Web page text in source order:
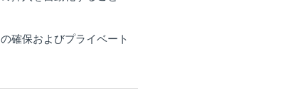
確保およびプライベート